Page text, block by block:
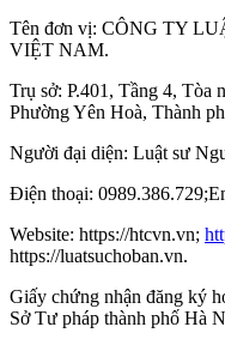
Tên đơn vị: CÔNG TY
VIỆT NAM.
Trụ sở: P.401, Tầng 4, Tòa
Phường Yên Hoà, Thành
Người đại diện: Luật sư
Điện thoại:
Website: https://htcvn.vn;
https://luatsuchoban.vn.
Giấy chứng nhận đăng ký
Sở Tư pháp thành phố Hà